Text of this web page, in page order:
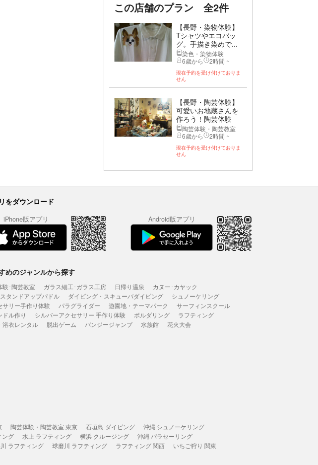
この店舗のプラン 全2件
【長野・染物体験】
Tシャツやエコバッ
グ。手描き染めで...
染色・染物体験
6歳から
2時間 ~
現在予約を受け付けておりま
せん
【長野・陶芸体験】
可愛いお地蔵さんを
作ろう！陶芸体験
陶芸体験・陶芸教室
6歳から
2時間 ~
現在予約を受け付けておりま
せん
をダウンロード
iPhone版アプリ Android版アプリ
めのジャンルから探す
験･陶芸教室 ガラス細工･ガラス工房 日帰り温泉
カヌー･カヤック
タンドアップパドル
ダイビング・スキューバダイビング
シュノーケリング
サリー手作り体験
パラグライダー 遊園地・テーマパーク
サーフィンスクール
ドル作り
シルバーアクセサリー 手作り体験 ボルダリング
ラフティング
浴衣レンタル
脱出ゲーム バンジージャンプ 水族館 花火大会
陶芸体験・陶芸教室 東京 石垣島 ダイビング
沖縄 シュノーケリング
ング 水上 ラフティング 横浜 クルージング
沖縄 パラセーリング
ラフティング 球磨川 ラフティング ラフティング 関西
いちご狩り 関東